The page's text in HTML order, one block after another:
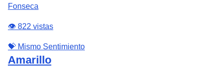
Fonseca
👁️ 822 vistas
💝 Mismo Sentimiento
Amarillo